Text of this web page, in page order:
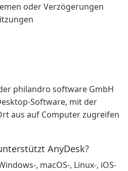
oder Verzögerungen
philandro software GmbH
Software, mit der
aus auf Computer zugreifen
AnyDesk?
, macOS-, Linux-, iOS-